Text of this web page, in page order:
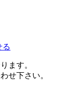
る
ます。
せ下さい。